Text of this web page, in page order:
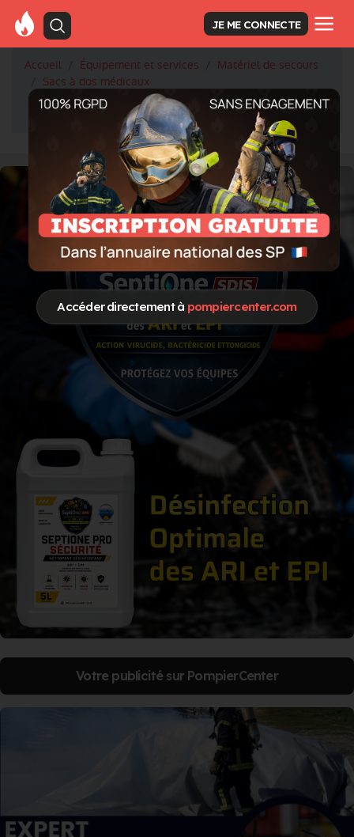
Accéder directement à pompiercenter.com
JE ME CONNECTE
Accueil Équipement et services
Matériel de secours
Sacs à dos médicaux
SAC D'INTERVENTION ET DEFIBRILLATEUR EN
Votre publicité sur PompierCenter